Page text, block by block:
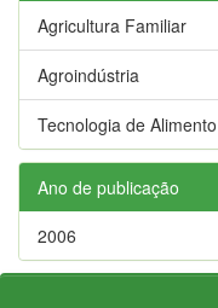
Agricultura Familiar
Agroindústria
Tecnologia de Alimento
Ano de publicação
2006